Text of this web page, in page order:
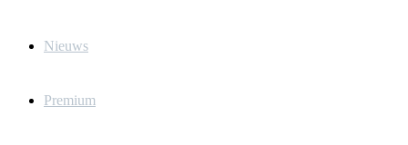
Nieuws
Premium